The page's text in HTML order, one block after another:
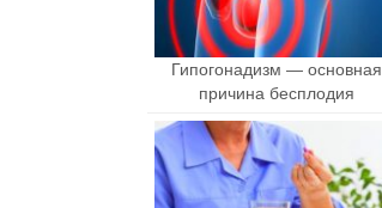
Гипогонадизм — основная
причина бесплодия